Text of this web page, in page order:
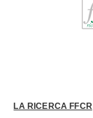
LA RICERCA FFCR